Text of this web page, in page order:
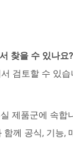
찾을 수 있나요?
검토할 수 있습
제품군에 속
께 공식, 기